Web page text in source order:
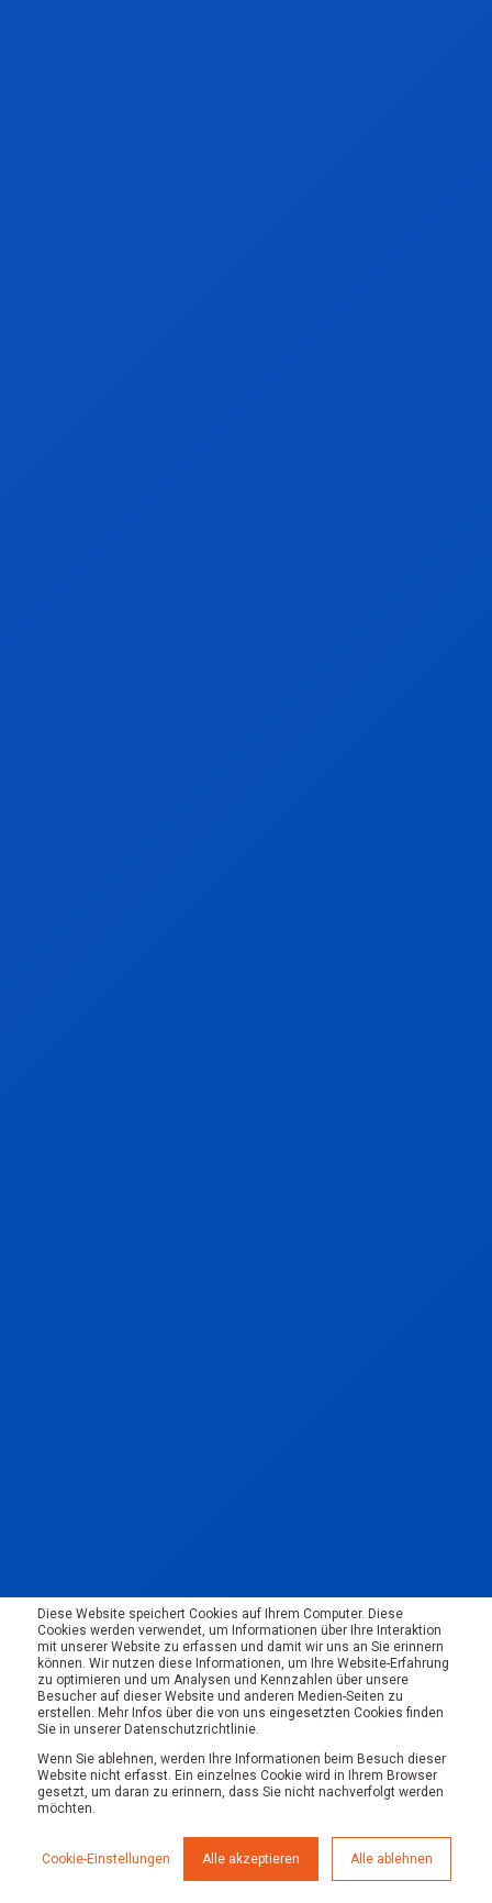
Diese Website speichert Cookies auf Ihrem Computer. Diese
Cookies werden verwendet, um Informationen über Ihre Interaktion
mit unserer Website zu erfassen und damit wir uns an Sie erinnern
können. Wir nutzen diese Informationen, um Ihre Website-Erfahrung
zu optimieren und um Analysen und Kennzahlen über unsere
Besucher auf dieser Website und anderen Medien-Seiten zu
erstellen. Mehr Infos über die von uns eingesetzten Cookies finden
Sie in unserer Datenschutzrichtlinie.
Wenn Sie ablehnen, werden Ihre Informationen beim Besuch dieser
Website nicht erfasst. Ein einzelnes Cookie wird in Ihrem Browser
gesetzt, um daran zu erinnern, dass Sie nicht nachverfolgt werden
möchten.
Cookie-Einstellungen Alle akzeptieren Alle ablehnen